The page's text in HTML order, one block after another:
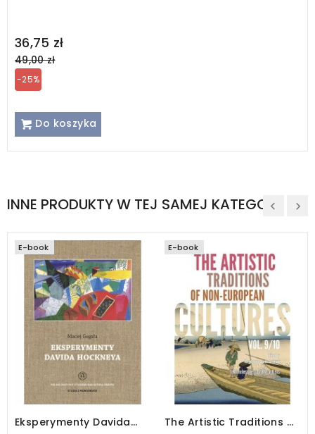
36,75 zł
Regular
price
49,00 zł
-25%
Do koszyka
INNE PRODUKTY W TEJ SAMEJ KATEGORII
E-book
Eksperymenty Davida
E-book
The Artistic Traditions of